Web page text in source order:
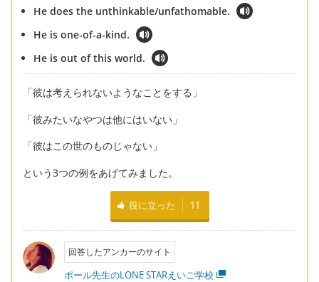
He does the unthinkable/unfathomable.
He is one-of-a-kind.
He is out of this world.
「彼は考えられないようなことをする」
「彼みたいなやつは他にはいない」
「彼はこの世のものじゃない」
という3つの例をあげてみました。
役に立った 11
回答したアンカーのサイト
ポール先生のLONE STARえいご学校